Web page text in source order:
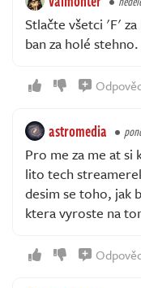
Stlačte všetci 'F'
ban za holé stehno.
astromedia
Pro me za me at si
lito tech
desim se toho, jak
ktera vyroste na